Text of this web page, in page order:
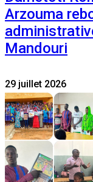
Arzouma
Mandouri
29 juillet 2026